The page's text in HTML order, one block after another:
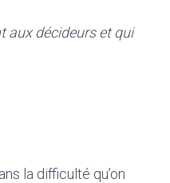
aux décideurs et qui
la difficulté qu’on